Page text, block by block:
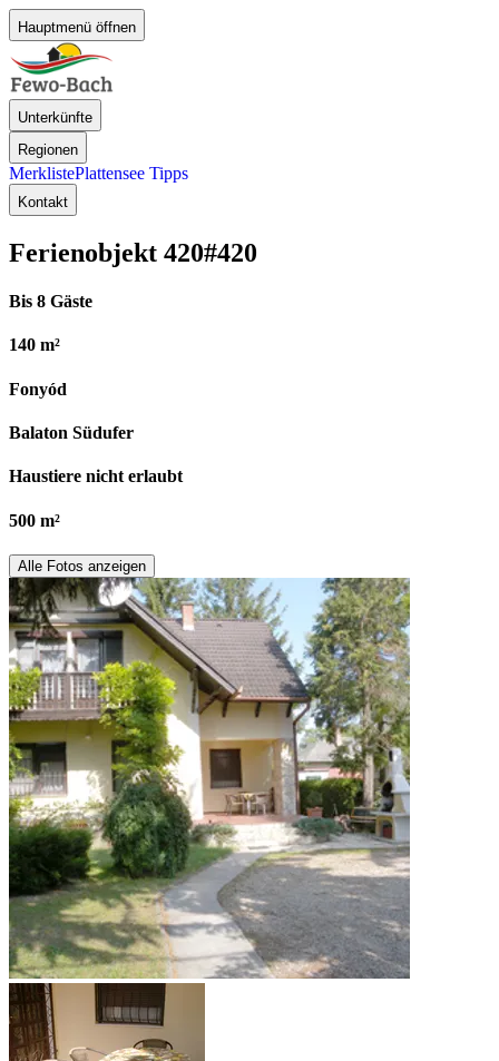
Hauptmenü öffnen
Unterkünfte
Regionen
MerklistePlattensee Tipps
Kontakt
Ferienobjekt 420#420
Bis 8 Gäste
140 m²
Fonyód
Balaton Südufer
Haustiere nicht erlaubt
500 m²
Alle Fotos anzeigen